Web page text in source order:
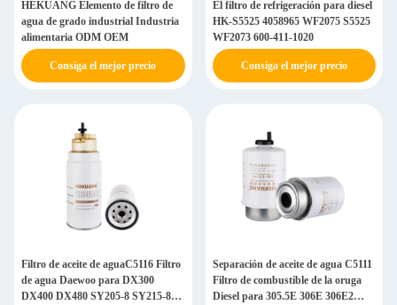
HEKUANG Elemento de filtro de
agua de grado industrial Industria
alimentaria ODM OEM
Consiga el mejor precio
El filtro de refrigeración para diesel
HK-S5525 4058965 WF2075 S5525
WF2073 600-411-1020
Consiga el mejor precio
Filtro de aceite de aguaC5116 Filtro
de agua Daewoo para DX300
DX400 DX480 SY205-8 SY215-8
Separación de aceite de agua C5111
Filtro de combustible de la oruga
Diesel para 305.5E 306E 306E2